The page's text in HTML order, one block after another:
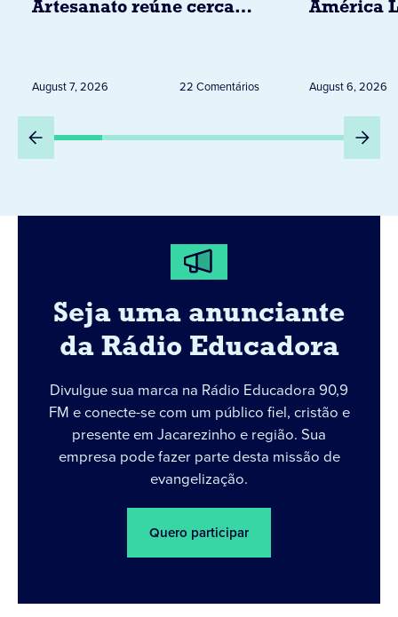
Artesanato reúne cerca
August 7, 2026 22 Comentários
América
Peru
August 6, 2026
Seja uma anunciante
da Rádio Educadora
Divulgue sua marca na Rádio Educadora 90,9
FM e conecte-se com um público fiel, cristão e
presente em Jacarezinho e região. Sua
empresa pode fazer parte desta missão de
evangelização.
Quero participar